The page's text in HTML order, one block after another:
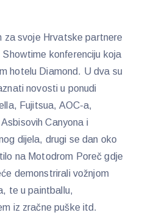
za svoje Hrvatske partnere
konferenciju koja
hotelu Diamond. U dva su
novosti u ponudi
Fujitsua, AOC-a,
Canyona i
dijela, drugi se dan oko
na Motodrom Poreč gdje
demonstrirali vožnjom
te u paintballu,
iz zračne puške itd.